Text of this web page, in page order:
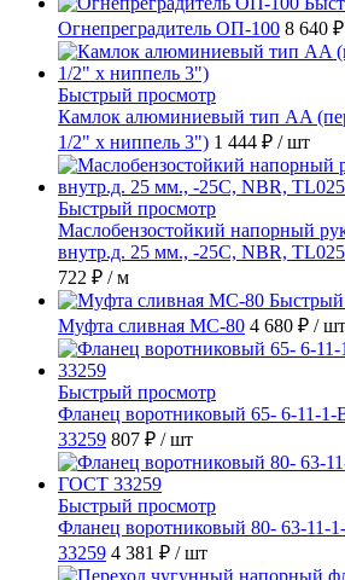
Огнепреградитель ОП-100 8 640 ₽
Быстрый просмотр
Камлок алюминиевый тип AA
1/2" х ниппель 3") 1 444 ₽ / шт
Быстрый просмотр
Маслобензостойкий напорный
внутр.д. 25 мм., -25C, NBR,
722 ₽ / м
Муфта сливная МС-80 4 680 ₽ / шт
Быстрый просмотр
Фланец воротниковый 65- 6-11-
33259 807 ₽ / шт
Быстрый просмотр
Фланец воротниковый 80- 63-
33259 4 381 ₽ / шт